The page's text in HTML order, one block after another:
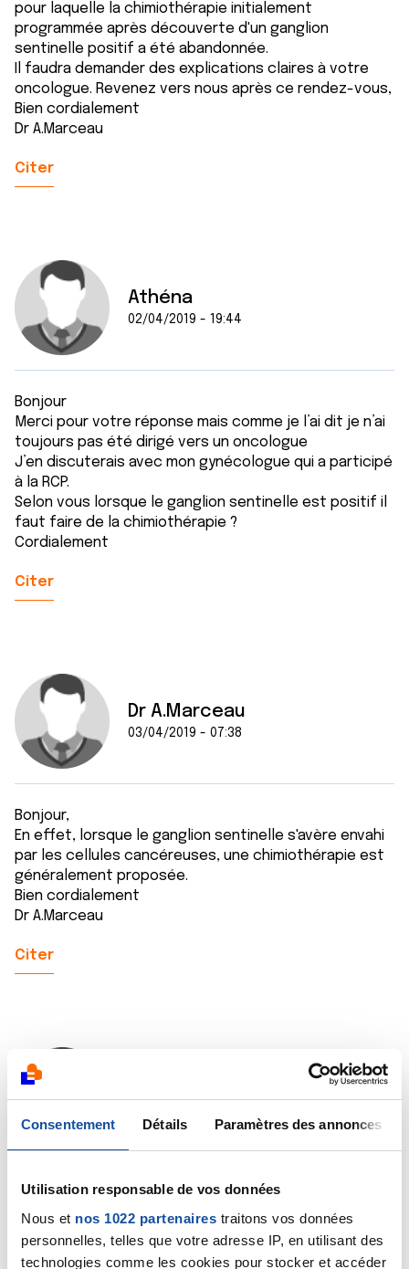
Consentement Détails Paramètres des annonces
Utilisation responsable de vos données
Nous et nos 1022 partenaires traitons vos données
personnelles, telles que votre adresse IP, en utilisant des
technologies comme les cookies pour stocker et accéder
pour laquelle la chimiothérapie initialement
programmée après découverte d'un ganglion
sentinelle positif a été abandonnée.
Il faudra demander des explications claires à votre
oncologue. Revenez vers nous après ce rendez-vous,
Bien cordialement
Dr A.Marceau
Citer
Athéna
02/04/2019 - 19:44
Bonjour
Merci pour votre réponse mais comme je l’ai dit je n’ai
toujours pas été dirigé vers un oncologue
J’en discuterais avec mon gynécologue qui a participé
à la RCP.
Selon vous lorsque le ganglion sentinelle est positif il
faut faire de la chimiothérapie ?
Cordialement
Citer
Dr A.Marceau
03/04/2019 - 07:38
Bonjour,
En effet, lorsque le ganglion sentinelle s'avère envahi
par les cellules cancéreuses, une chimiothérapie est
généralement proposée.
Bien cordialement
Dr A.Marceau
Citer
Bonjour
à droite et 2 mois plus tard on me diagnostique un
cancer canalaire infiltrant à gauche. Une